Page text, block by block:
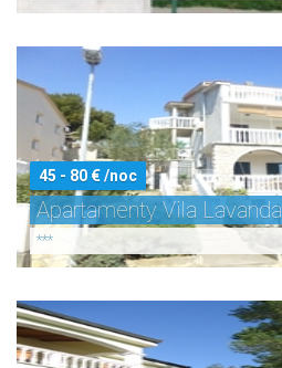
45 - 80 € /noc
Apartamenty Vila Lavanda
***